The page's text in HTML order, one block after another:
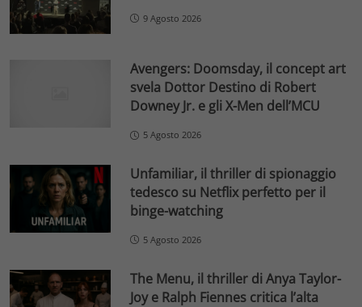
9 Agosto 2026
Avengers: Doomsday, il concept art
svela Dottor Destino di Robert
Downey Jr. e gli X-Men dell’MCU
5 Agosto 2026
Unfamiliar, il thriller di spionaggio
tedesco su Netflix perfetto per il
binge-watching
5 Agosto 2026
The Menu, il thriller di Anya Taylor-
Joy e Ralph Fiennes critica l’alta